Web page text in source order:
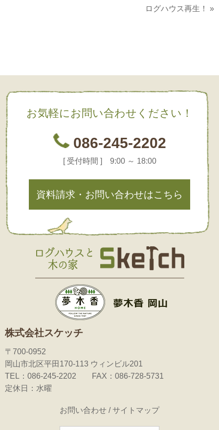
ログハウス再生！ »
お気軽にお問い合わせください！
086-245-2202
[ 受付時間 ] 9:00 ～ 18:00
資料請求・お問い合わせはこちら
株式会社スケッチ
〒700-0952
岡山市北区平田170-113 ウィンビル201
TEL：086-245-2202 FAX：086-728-5731
定休日：水曜
お問い合わせ /サイトマップ